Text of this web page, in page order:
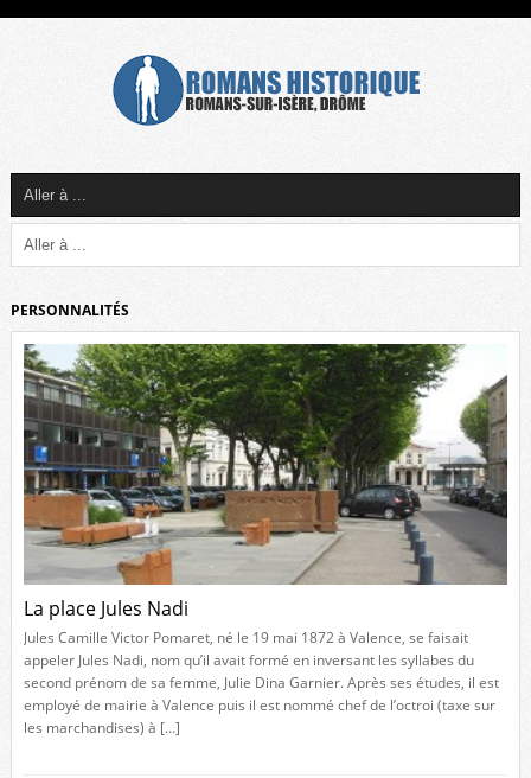
PERSONNALITÉS
La place Jules Nadi
Jules Camille Victor Pomaret, né le 19 mai 1872 à Valence, se faisait
appeler Jules Nadi, nom qu’il avait formé en inversant les syllabes du
second prénom de sa femme, Julie Dina Garnier. Après ses études, il est
employé de mairie à Valence puis il est nommé chef de l’octroi (taxe sur
les marchandises) à […]